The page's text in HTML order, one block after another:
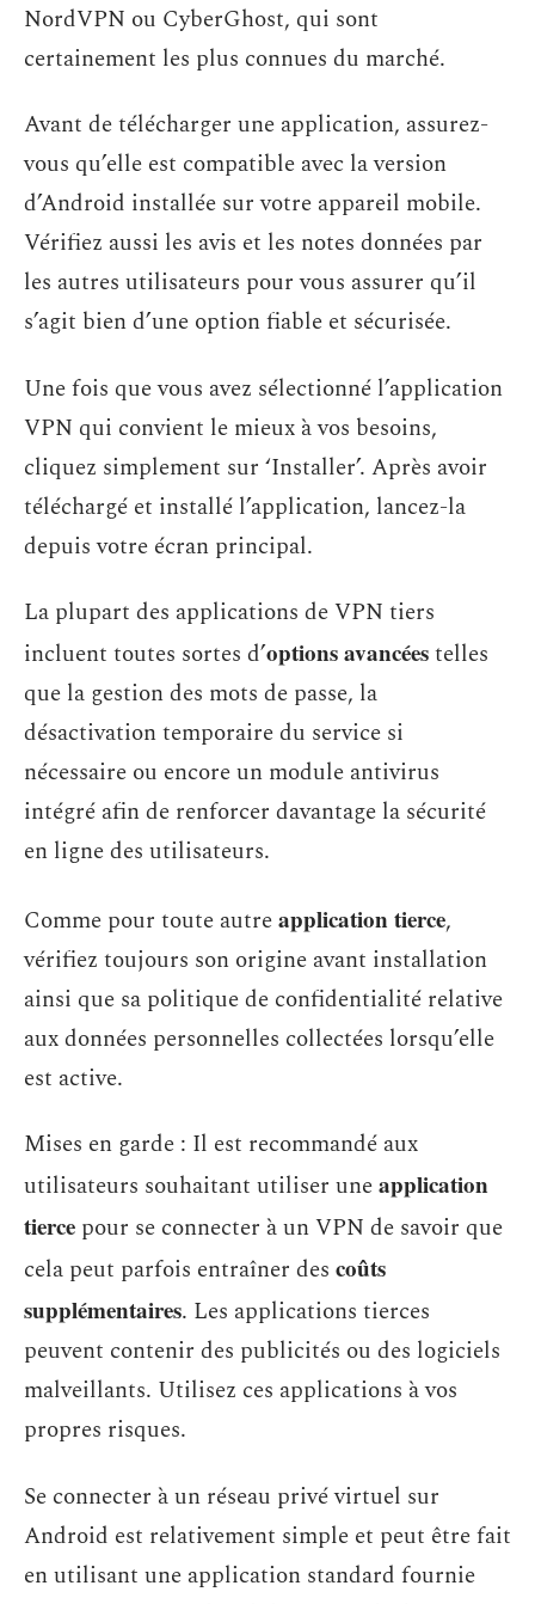
NordVPN ou CyberGhost, qui sont
certainement les plus connues du marché.
Avant de télécharger une application, assurez-
vous qu’elle est compatible avec la version
d’Android installée sur votre appareil mobile.
Vérifiez aussi les avis et les notes données par
les autres utilisateurs pour vous assurer qu’il
s’agit bien d’une option fiable et sécurisée.
Une fois que vous avez sélectionné l’application
VPN qui convient le mieux à vos besoins,
cliquez simplement sur ‘Installer’. Après avoir
téléchargé et installé l’application, lancez-la
depuis votre écran principal.
La plupart des applications de VPN tiers
incluent toutes sortes d’options avancéestelles
que la gestion des mots de passe, la
désactivation temporaire du service si
nécessaire ou encore un module antivirus
intégré afin de renforcer davantage la sécurité
en ligne des utilisateurs.
Comme pour toute autreapplication tierce,
vérifiez toujours son origine avant installation
ainsi que sa politique de confidentialité relative
aux données personnelles collectées lorsqu’elle
est active.
Mises en garde : Il est recommandé aux
utilisateurs souhaitant utiliser uneapplication
tierce pour se connecter à un VPN de savoir que
cela peut parfois entraîner des coûts
supplémentaires. Les applications tierces
peuvent contenir des publicités ou des logiciels
malveillants. Utilisez ces applications à vos
propres risques.
Se connecter à un réseau privé virtuel sur
Android est relativement simple et peut être fait
en utilisant une application standard fournie